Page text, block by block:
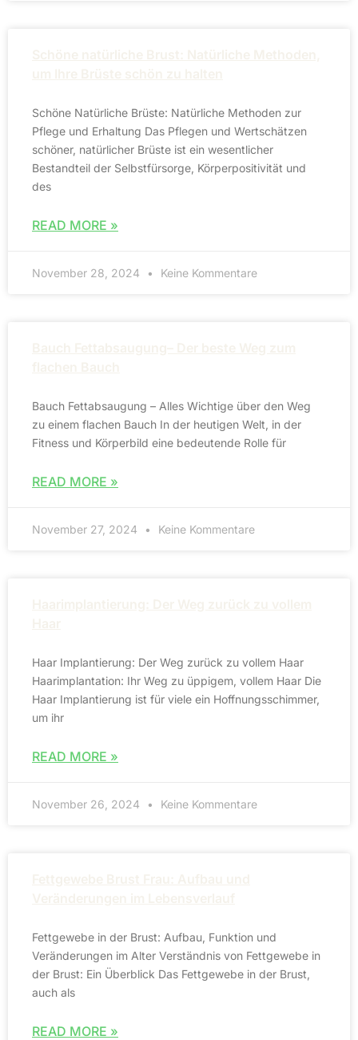
Schöne Natürliche Brüste: Natürliche Methoden zur
Pflege und Erhaltung Das Pflegen und Wertschätzen
schöner, natürlicher Brüste ist ein wesentlicher
Bestandteil der Selbstfürsorge, Körperpositivität und
des
READ MORE »
November 28, 2024 Keine Kommentare
Bauch Fettabsaugung – Alles Wichtige über den Weg
zu einem flachen Bauch In der heutigen Welt, in der
Fitness und Körperbild eine bedeutende Rolle für
READ MORE »
November 27, 2024 Keine Kommentare
Haar Implantierung: Der Weg zurück zu vollem Haar
Haarimplantation: Ihr Weg zu üppigem, vollem Haar Die
Haar Implantierung ist für viele ein Hoffnungsschimmer,
um ihr
READ MORE »
November 26, 2024 Keine Kommentare
Fettgewebe in der Brust: Aufbau, Funktion und
Veränderungen im Alter Verständnis von Fettgewebe in
der Brust: Ein Überblick Das Fettgewebe in der Brust,
auch als
READ MORE »